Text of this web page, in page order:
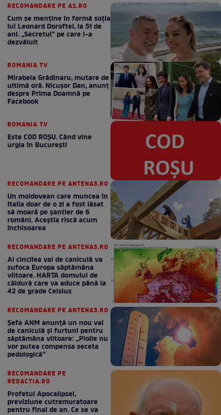
RECOMANDARE PE AS.RO
Cum se menţine în formă soţia
lui Leonard Doroftei, la 51 de
ani. „Secretul” pe care l-a
dezvăluit
ROMANIA TV
Mirabela Grădinaru, mutare de
ultimă oră. Nicuşor Dan, anunţ
despre Prima Doamnă pe
Facebook
ROMANIA TV
Este COD ROŞU. Când vine
urgia în Bucureşti
RECOMANDARE PE ANTENA3.RO
Un moldovean care muncea în
Italia doar de o zi a fost lăsat
să moară pe şantier de 6
români. Aceștia riscă acum
închisoarea
RECOMANDARE PE ANTENA3.RO
Al cincilea val de caniculă va
sufoca Europa săptămâna
viitoare. HARTA domului de
căldură care va aduce până la
42 de grade Celsius
RECOMANDARE PE ANTENA3.RO
Șefa ANM anunță un nou val
de caniculă și furtuni pentru
săptămâna viitoare: „Ploile nu
vor putea compensa seceta
pedologică”
RECOMANDARE PE
REDACTIA.RO
Profetul Apocalipsei,
previziune cutremuratoare
pentru final de an. Ce se va